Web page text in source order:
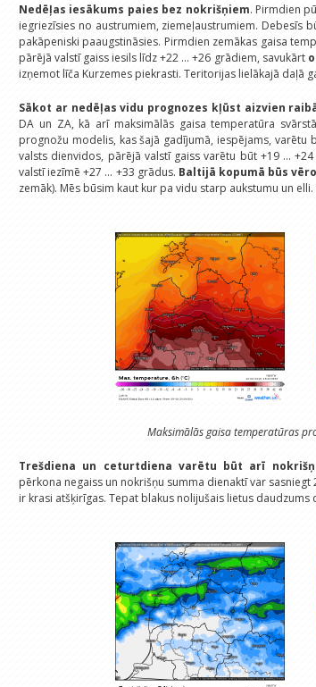
Nedēļas iesākums paies bez nokrišņiem. Pirmdien
iegriezīsies no austrumiem, ziemeļaustrumiem. Debesīs
pakāpeniski paaugstināsies. Pirmdien zemākas gaisa
pārējā valstī gaiss iesils līdz +22 ... +26 grādiem, savukārt
izņemot līča Kurzemes piekrasti. Teritorijas lielākajā daļā
Sākot ar nedēļas vidu prognozes kļūst aizvien
DA un ZA, kā arī maksimālās gaisa temperatūra
prognožu modelis, kas šajā gadījumā, iespējams,
valsts dienvidos, pārējā valstī gaiss varētu būt +19 ...
valstī iezīmē +27 ... +33 grādus. Baltijā kopumā būs
zemāk). Mēs būsim kaut kur pa vidu starp aukstumu un elli.
Maksimālās gaisa temperatūras
Trešdiena un ceturtdiena varētu būt arī
pērkona negaiss un nokrišņu summa dienaktī var
ir krasi atšķirīgas. Tepat blakus nolijušais lietus